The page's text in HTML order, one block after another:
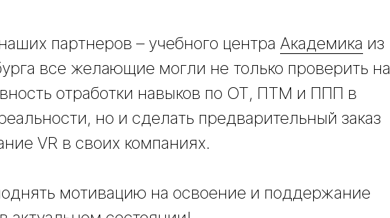
партнеров – учебного центраАкадемика из
все желающие могли не только проверить на
отработки навыков по ОТ, ПТМ и ППП в
но и сделать предварительный заказ
VR в своих компаниях.
мотивацию на освоение и поддержание